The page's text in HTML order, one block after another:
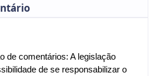
de comentários: A legislação
de se responsabilizar o